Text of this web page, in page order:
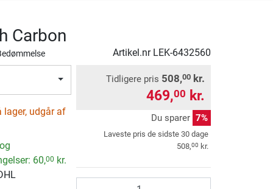
Carbon
Artikel.nr LEK-6432560
udgår af
60,00 kr.
Tidligere pris 508,00 kr.
469,00 kr.
Du sparer 7%
Laveste pris de sidste 30 dage
508,00 kr.